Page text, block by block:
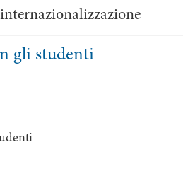
gli studenti